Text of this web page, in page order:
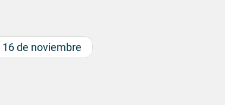
de noviembre